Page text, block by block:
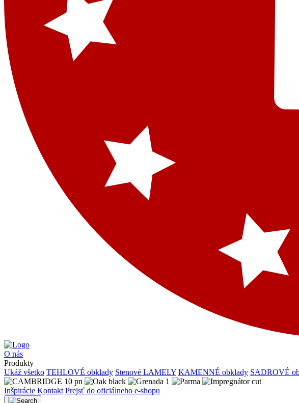
O nás
Produkty
Ukáž všetko TEHLOVÉ obklady Stenové LAMELY KAMENNÉ obklady SADROVÉ
Inšpirácie Kontakt Prejsť do oficiálneho e-shopu